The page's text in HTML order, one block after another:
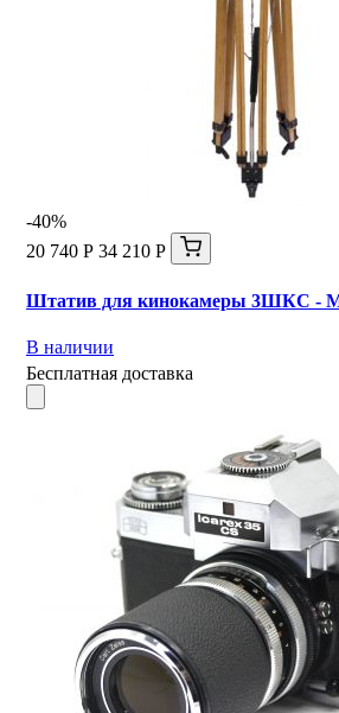
-40%
20 740 Р 34 210 Р
Штатив для кинокамеры 3ШКС -
В наличии
Бесплатная доставка